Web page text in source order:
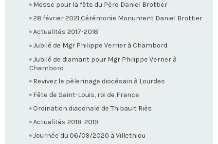
Messe pour la fête du Père Daniel Brottier
28 février 2021 Cérémonie Monument Daniel Brottier
Actualités 2017-2018
Jubilé de Mgr Philippe Verrier à Chambord
Jubilé de diamant pour Mgr Philippe Verrier à
Chambord
Revivez le pèlerinage diocésain à Lourdes
Fête de Saint-Louis, roi de France
Ordination diaconale de Thibault Riès
Actualités 2018-2019
Journée du 06/09/2020 à Villethiou